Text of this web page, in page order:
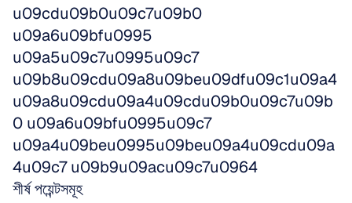
u09cdu09b0u09c7u09b0
u09a6u09bfu0995
u09a5u09c7u0995u09c7
u09b8u09cdu09a8u09beu09dfu09c1u09a4
u09a8u09cdu09a4u09cdu09b0u09c7u09b
0 u09a6u09bfu0995u09c7
u09a4u09beu0995u09beu09a4u09cdu09a
4u09c7 u09b9u09acu09c7u0964
শীর্ষ পয়েন্টসমূহ